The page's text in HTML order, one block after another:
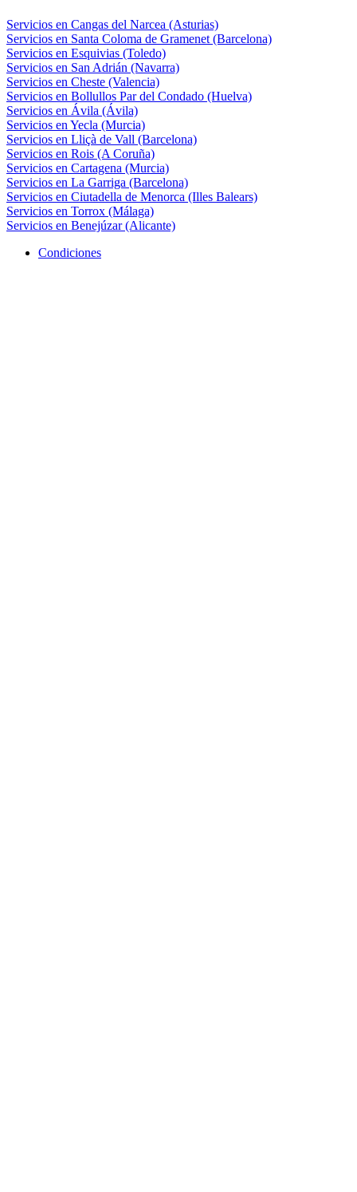
Servicios en Cangas del Narcea (Asturias)
Servicios en Santa Coloma de Gramenet (Barcelona)
Servicios en Esquivias (Toledo)
Servicios en San Adrián (Navarra)
Servicios en Cheste (Valencia)
Servicios en Bollullos Par del Condado (Huelva)
Servicios en Ávila (Ávila)
Servicios en Yecla (Murcia)
Servicios en Lliçà de Vall (Barcelona)
Servicios en Rois (A Coruña)
Servicios en Cartagena (Murcia)
Servicios en La Garriga (Barcelona)
Servicios en Ciutadella de Menorca (Illes Balears)
Servicios en Torrox (Málaga)
Servicios en Benejúzar (Alicante)
Condiciones